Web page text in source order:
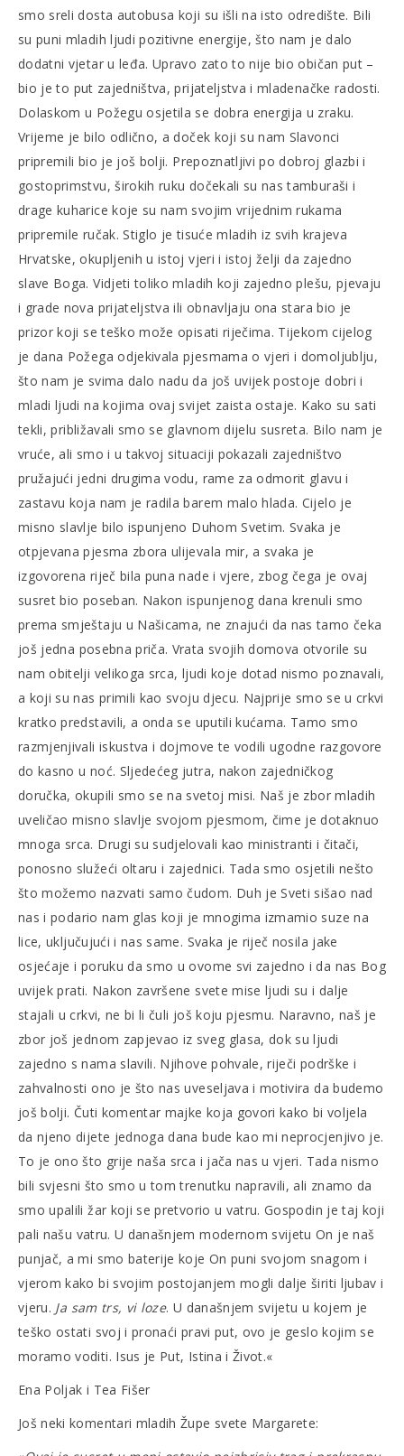
smo sreli dosta autobusa koji su išli na isto odredište. Bili
su puni mladih ljudi pozitivne energije, što nam je dalo
dodatni vjetar u leđa. Upravo zato to nije bio običan put –
bio je to put zajedništva, prijateljstva i mladenačke radosti.
Dolaskom u Požegu osjetila se dobra energija u zraku.
Vrijeme je bilo odlično, a doček koji su nam Slavonci
pripremili bio je još bolji. Prepoznatljivi po dobroj glazbi i
gostoprimstvu, širokih ruku dočekali su nas tamburaši i
drage kuharice koje su nam svojim vrijednim rukama
pripremile ručak. Stiglo je tisuće mladih iz svih krajeva
Hrvatske, okupljenih u istoj vjeri i istoj želji da zajedno
slave Boga. Vidjeti toliko mladih koji zajedno plešu, pjevaju
i grade nova prijateljstva ili obnavljaju ona stara bio je
prizor koji se teško može opisati riječima. Tijekom cijelog
je dana Požega odjekivala pjesmama o vjeri i domoljublju,
što nam je svima dalo nadu da još uvijek postoje dobri i
mladi ljudi na kojima ovaj svijet zaista ostaje. Kako su sati
tekli, približavali smo se glavnom dijelu susreta. Bilo nam je
vruće, ali smo i u takvoj situaciji pokazali zajedništvo
pružajući jedni drugima vodu, rame za odmorit glavu i
zastavu koja nam je radila barem malo hlada. Cijelo je
misno slavlje bilo ispunjeno Duhom Svetim. Svaka je
otpjevana pjesma zbora ulijevala mir, a svaka je
izgovorena riječ bila puna nade i vjere, zbog čega je ovaj
susret bio poseban. Nakon ispunjenog dana krenuli smo
prema smještaju u Našicama, ne znajući da nas tamo čeka
još jedna posebna priča. Vrata svojih domova otvorile su
nam obitelji velikoga srca, ljudi koje dotad nismo poznavali,
a koji su nas primili kao svoju djecu. Najprije smo se u crkvi
kratko predstavili, a onda se uputili kućama. Tamo smo
razmjenjivali iskustva i dojmove te vodili ugodne razgovore
do kasno u noć. Sljedećeg jutra, nakon zajedničkog
doručka, okupili smo se na svetoj misi. Naš je zbor mladih
uveličao misno slavlje svojom pjesmom, čime je dotaknuo
mnoga srca. Drugi su sudjelovali kao ministranti i čitači,
ponosno služeći oltaru i zajednici. Tada smo osjetili nešto
što možemo nazvati samo čudom. Duh je Sveti sišao nad
nas i podario nam glas koji je mnogima izmamio suze na
lice, uključujući i nas same. Svaka je riječ nosila jake
osjećaje i poruku da smo u ovome svi zajedno i da nas Bog
uvijek prati. Nakon završene svete mise ljudi su i dalje
stajali u crkvi, ne bi li čuli još koju pjesmu. Naravno, naš je
zbor još jednom zapjevao iz sveg glasa, dok su ljudi
zajedno s nama slavili. Njihove pohvale, riječi podrške i
zahvalnosti ono je što nas uveseljava i motivira da budemo
još bolji. Čuti komentar majke koja govori kako bi voljela
da njeno dijete jednoga dana bude kao mi neprocjenjivo je.
To je ono što grije naša srca i jača nas u vjeri. Tada nismo
bili svjesni što smo u tom trenutku napravili, ali znamo da
smo upalili žar koji se pretvorio u vatru. Gospodin je taj koji
pali našu vatru. U današnjem modernom svijetu On je naš
punjač, a mi smo baterije koje On puni svojom snagom i
vjerom kako bi svojim postojanjem mogli dalje širiti ljubav i
vjeru. Ja sam trs, vi loze. U današnjem svijetu u kojem je
teško ostati svoj i pronaći pravi put, ovo je geslo kojim se
moramo voditi. Isus je Put, Istina i Život.«
Ena Poljak i Tea Fišer
Još neki komentari mladih Župe svete Margarete: